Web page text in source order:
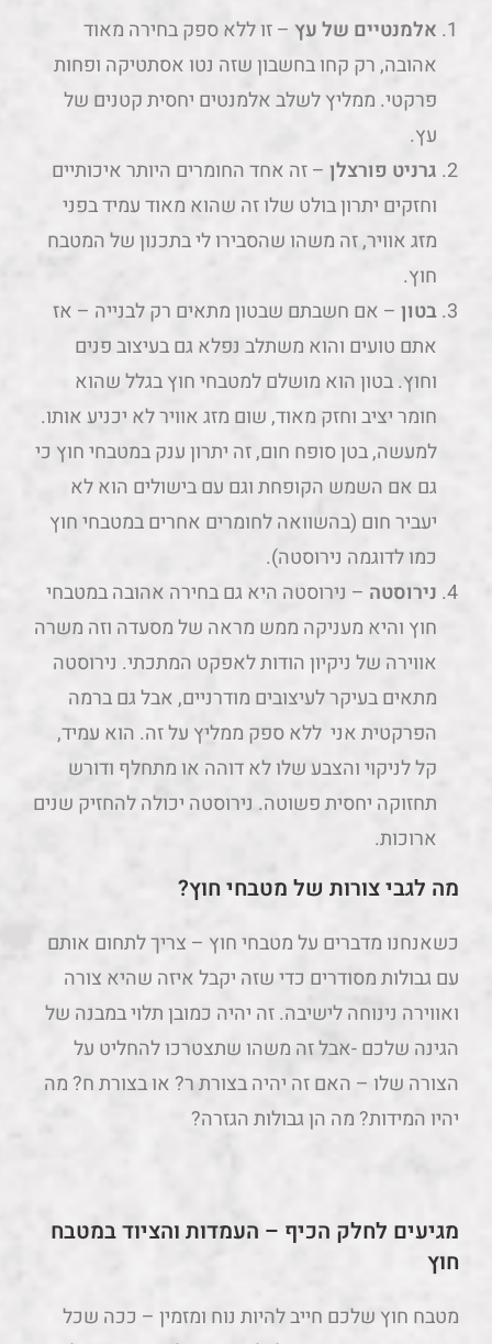
אלמנטיים של עץ – זו ללא ספק בחירה מאוד
אהובה, רק קחו בחשבון שזה נטו אסתטיקה ופחות
פרקטי. ממליץ לשלב אלמנטים יחסית קטנים של
עץ.
גרניט פורצלן – זה אחד החומרים היותר איכותיים
וחזקים יתרון בולט שלו זה שהוא מאוד עמיד בפני
מזג אוויר, זה משהו שהסבירו לי בתכנון של המטבח
חוץ.
בטון – אם חשבתם שבטון מתאים רק לבנייה – אז
אתם טועים והוא משתלב נפלא גם בעיצוב פנים
וחוץ. בטון הוא מושלם למטבחי חוץ בגלל שהוא
חומר יציב וחזק מאוד, שום מזג אוויר לא יכניע אותו.
למעשה, בטן סופח חום, זה יתרון ענק במטבחי חוץ כי
גם אם השמש הקופחת וגם עם בישולים הוא לא
יעביר חום (בהשוואה לחומרים אחרים במטבחי חוץ
כמו לדוגמה נירוסטה).
נירוסטה – נירוסטה היא גם בחירה אהובה במטבחי
חוץ והיא מעניקה ממש מראה של מסעדה וזה משרה
אווירה של ניקיון הודות לאפקט המתכתי. נירוסטה
מתאים בעיקר לעיצובים מודרניים, אבל גם ברמה
הפרקטית אני ללא ספק ממליץ על זה. הוא עמיד,
קל לניקוי והצבע שלו לא דוהה או מתחלף ודורש
תחזוקה יחסית פשוטה. נירוסטה יכולה להחזיק שנים
ארוכות.
מה לגבי צורות של מטבחי חוץ?
כשאנחנו מדברים על מטבחי חוץ – צריך לתחום אותם
עם גבולות מסודרים כדי שזה יקבל איזה שהיא צורה
ואווירה נינוחה לישיבה. זה יהיה כמובן תלוי במבנה של
הגינה שלכם -אבל זה משהו שתצטרכו להחליט על
הצורה שלו – האם זה יהיה בצורת ר? או בצורת ח? מה
יהיו המידות? מה הן גבולות הגזרה?
מגיעים לחלק הכיף – העמדות והציוד במטבח
חוץ
מטבח חוץ שלכם חייב להיות נוח ומזמין – ככה שכל